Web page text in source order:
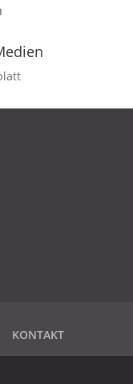
KONTAKT